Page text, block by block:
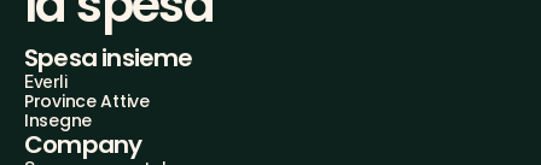
Spesa insieme
Everli
Province Attive
Insegne
Company